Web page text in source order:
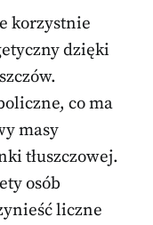
korzystnie
dzięki
co ma
masy
tłuszczowej.
osób
liczne